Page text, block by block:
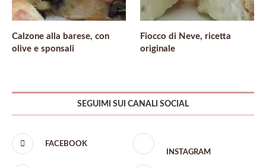
Calzone alla barese, con
olive e sponsali
Fiocco di Neve, ricetta
originale
SEGUIMI SUI CANALI SOCIAL
FACEBOOK
INSTAGRAM